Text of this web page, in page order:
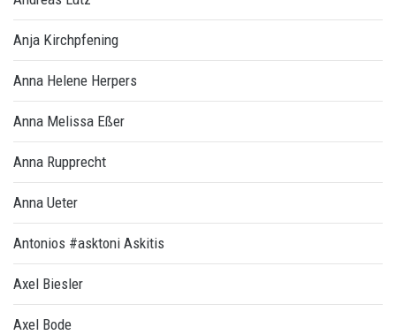
Anja Kirchpfening
Anna Helene Herpers
Anna Melissa Eßer
Anna Rupprecht
Anna Ueter
Antonios #asktoni Askitis
Axel Biesler
Axel Bode